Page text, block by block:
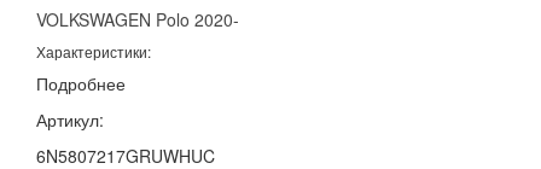
VOLKSWAGEN Polo 2020-
Характеристики:
Подробнее
Артикул:
6N5807217GRUWHUC